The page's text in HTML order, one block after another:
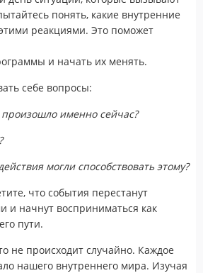
понять, какие внутренние
реакциями. Это поможет
и начать их менять.
себе вопросы:
именно сейчас?
могли способствовать этому?
что события перестанут
и начнут восприниматься как
пути.
не происходит случайно. Каждое
нашего внутреннего мира. Изучая